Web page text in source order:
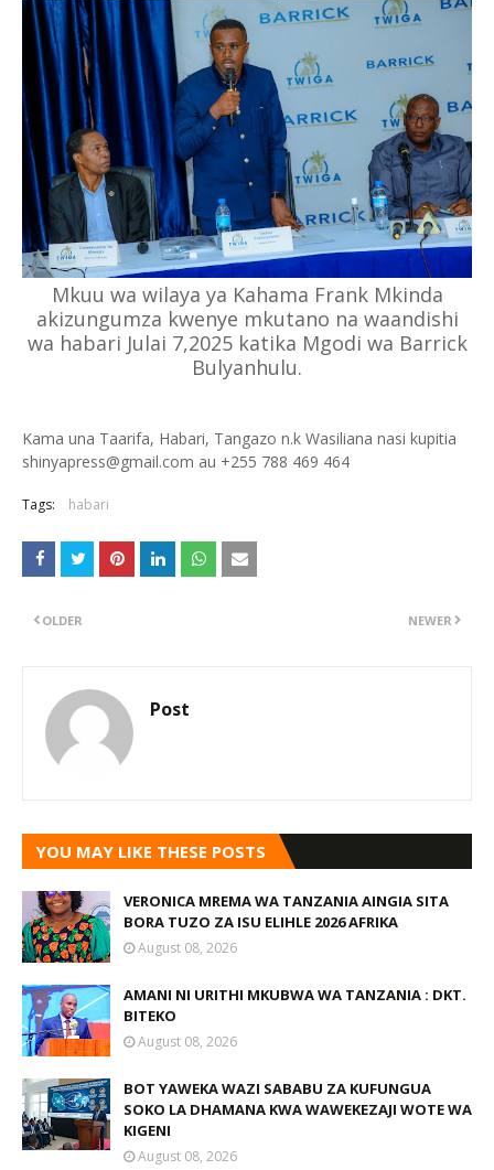
Mkuu wa wilaya ya Kahama Frank Mkinda
akizungumza kwenye mkutano na waandishi
wa habari Julai 7,2025 katika Mgodi wa Barrick
Bulyanhulu.
Kama una Taarifa, Habari, Tangazo n.k Wasiliana nasi kupitia
shinyapress@gmail.com au +255 788 469 464
Tags: habari
NEWER
OLDER
Post
YOU MAY LIKE THESE POSTS
VERONICA MREMA WA TANZANIA AINGIA SITA
BORA TUZO ZA ISU ELIHLE 2026 AFRIKA
August 08, 2026
AMANI NI URITHI MKUBWA WA TANZANIA : DKT.
BITEKO
August 08, 2026
BOT YAWEKA WAZI SABABU ZA KUFUNGUA
SOKO LA DHAMANA KWA WAWEKEZAJI WOTE WA
KIGENI
August 08, 2026